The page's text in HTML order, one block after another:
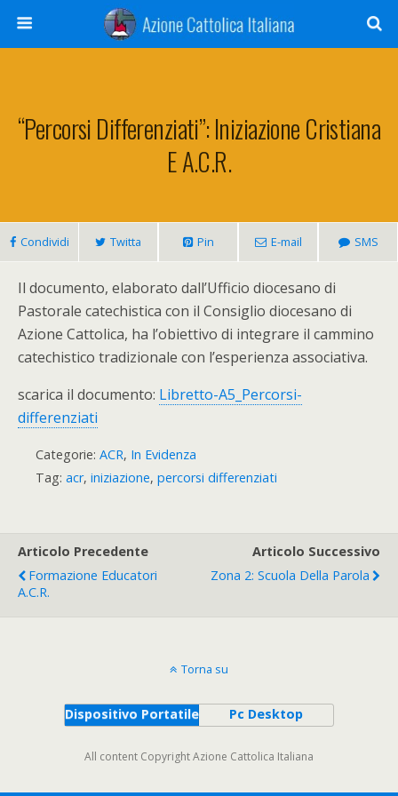
“Percorsi Differenziati”: Iniziazione Cristiana
E A.C.R.
Condividi Twitta Pin E-mail SMS
Il documento, elaborato dall’Ufficio diocesano di
Pastorale catechistica con il Consiglio diocesano di
Azione Cattolica, ha l’obiettivo di integrare il cammino
catechistico tradizionale con l’esperienza associativa.
scarica il documento: Libretto-A5_Percorsi-
differenziati
Categorie: ACR, In Evidenza
Tag: acr, iniziazione, percorsi differenziati
Articolo Precedente
Formazione Educatori
A.C.R.
Articolo Successivo
Zona 2: Scuola Della Parola
Torna su
Dispositivo Portatile Pc Desktop
All content Copyright Azione Cattolica Italiana